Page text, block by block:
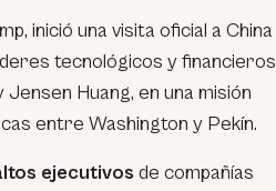
inició una visita oficial a China
tecnológicos y financieros
Huang, en una misión
entre Washington y Pekín.
ejecutivos de compañías